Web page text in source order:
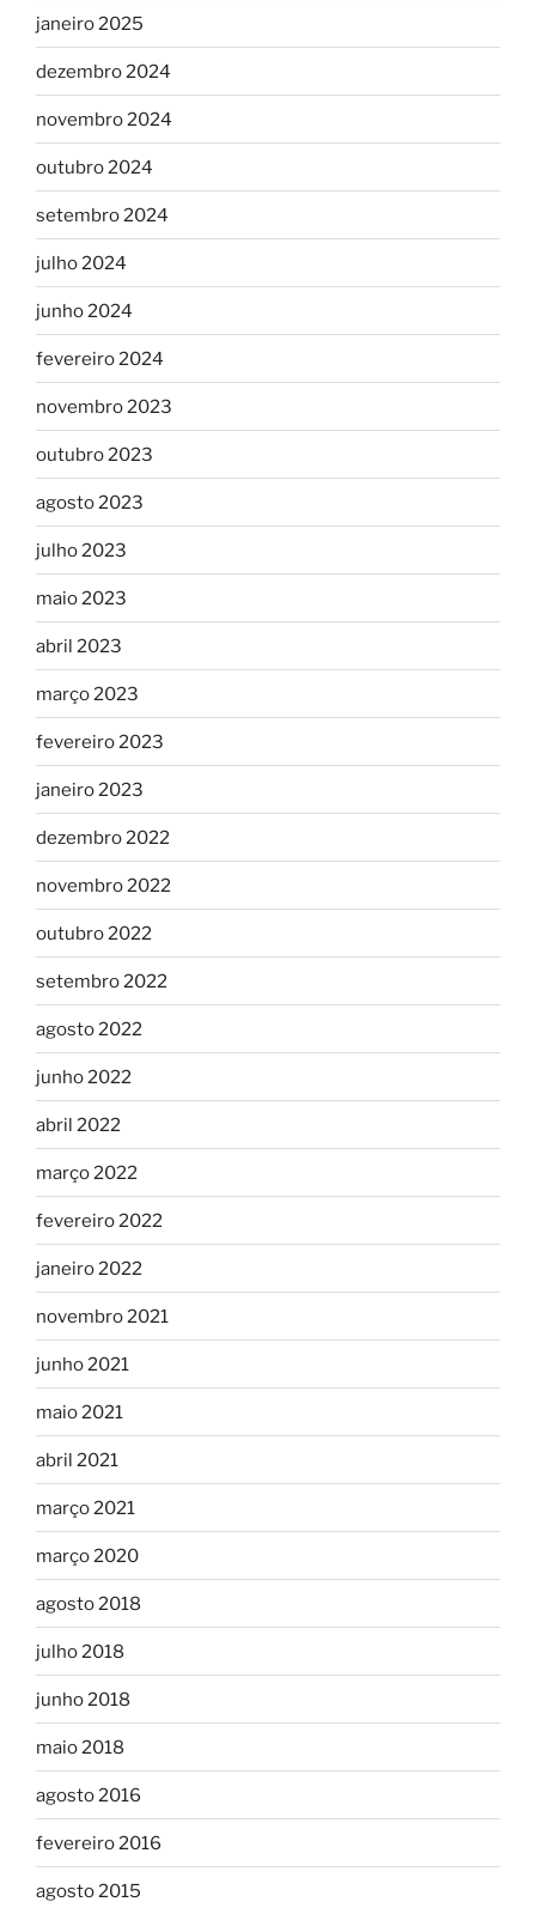
janeiro 2025
dezembro 2024
novembro 2024
outubro 2024
setembro 2024
julho 2024
junho 2024
fevereiro 2024
novembro 2023
outubro 2023
agosto 2023
julho 2023
maio 2023
abril 2023
março 2023
fevereiro 2023
janeiro 2023
dezembro 2022
novembro 2022
outubro 2022
setembro 2022
agosto 2022
junho 2022
abril 2022
março 2022
fevereiro 2022
janeiro 2022
novembro 2021
junho 2021
maio 2021
abril 2021
março 2021
março 2020
agosto 2018
julho 2018
junho 2018
maio 2018
agosto 2016
fevereiro 2016
agosto 2015